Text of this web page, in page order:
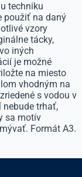
techniku
použiť na daný
vzory
tácky,
iných
je možné
na miesto
vhodným na
s vodou v
nebude trhať,
sa motív
Formát A3.